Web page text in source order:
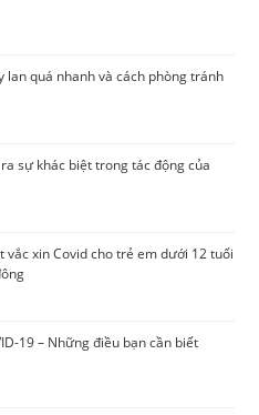
lan quá nhanh và cách phòng tránh
sự khác biệt trong tác động của
vắc xin Covid cho trẻ em dưới 12 tuổi
19 – Những điều bạn cần biết